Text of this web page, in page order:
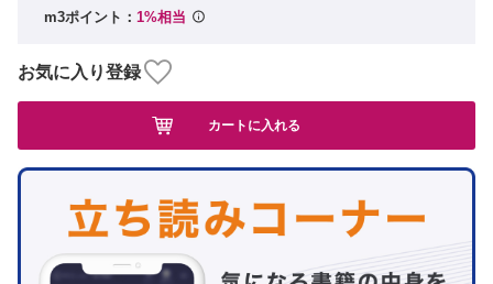
m3ポイント： 1%相当
お気に入り登録
カートに入れる